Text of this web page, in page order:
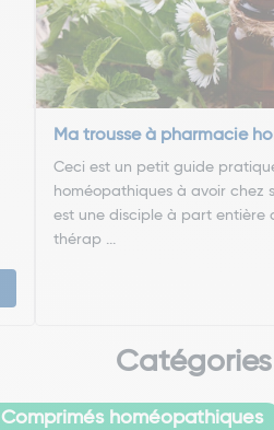
Ma trousse à pharmacie
Ceci est un petit guide
homéopathiques à avoir chez
est une disciple à part entière
thérap ...
Comprimés homéopathiques